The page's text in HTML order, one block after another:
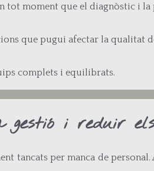
tot moment que el diagnòstic i
que pugui afectar la qualitat
complets i equilibrats.
i reduir
tancats per manca de